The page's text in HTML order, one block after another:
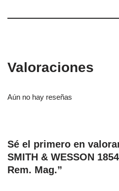
Valoraciones
Aún no hay reseñas
Sé el primero en
SMITH & WESSON
Rem. Mag.”